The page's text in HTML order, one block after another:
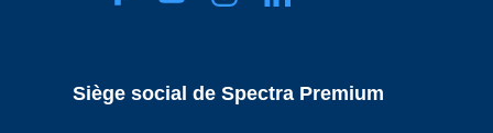
Siège social de Spectra Premium